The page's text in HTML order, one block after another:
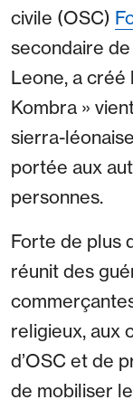
civile (OSC)
secondaire
Leone, a créé
Kombra »
sierra-
portée aux
personnes.
Forte de plus
réunit des
religieux, aux
d’OSC et de
de mobiliser